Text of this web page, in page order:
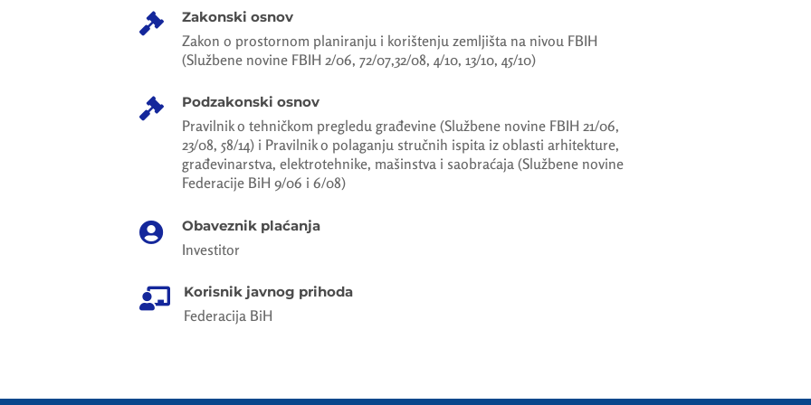
 Zakonski osnov
Zakon o prostornom planiranju i korištenju zemljišta na nivou FBIH
(Službene novine FBIH 2/06, 72/07,32/08, 4/10, 13/10, 45/10)
 Podzakonski osnov
Pravilnik o tehničkom pregledu građevine (Službene novine FBIH 21/06,
23/08, 58/14) i Pravilnik o polaganju stručnih ispita iz oblasti arhitekture,
građevinarstva, elektrotehnike, mašinstva i saobraćaja (Službene novine
Federacije BiH 9/06 i 6/08)
 Obaveznik plaćanja
Investitor
 Korisnik javnog prihoda
Federacija BiH